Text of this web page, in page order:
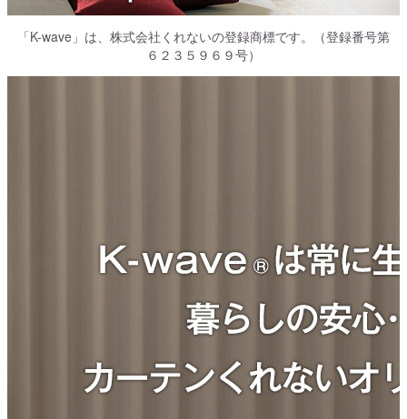
「K-wave」は、株式会社くれないの登録商標です。（登録番号第
６２３５９６９号）